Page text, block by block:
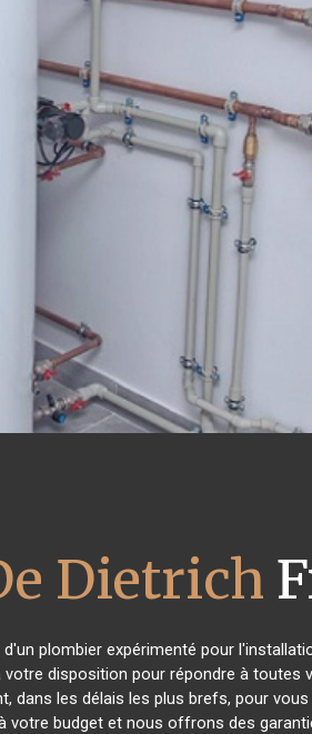
Dietrich
plombier expérimenté pour
disposition pour répondre à toutes
dans les délais les plus brefs, pour
budget et nous offrons des